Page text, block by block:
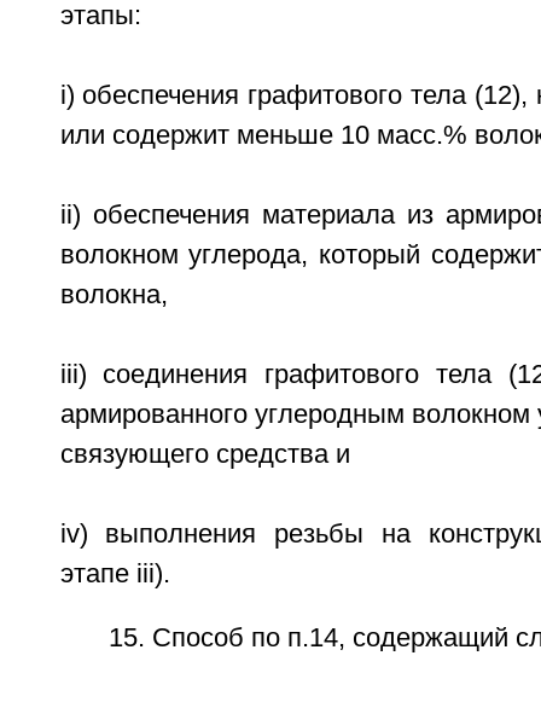
этапы:
i) обеспечения графитового тела
или содержит меньше 10 масс.%
ii) обеспечения материала из
волокном углерода, который
волокна,
iii) соединения графитового тела
армированного углеродным
связующего средства и
iv) выполнения резьбы на
этапе iii).
15. Способ по п.14, содержащий